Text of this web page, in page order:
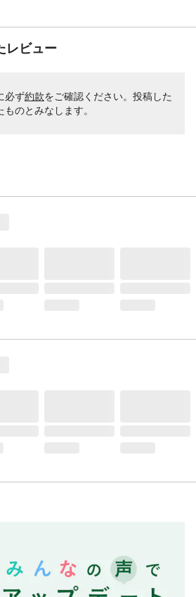
レビュー
必ず約款をご確認ください。投稿した
のとみなします。